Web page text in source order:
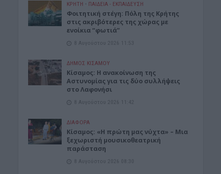
ΚΡΗΤΗ • ΠΑΙΔΕΙΑ - ΕΚΠΑΙΔΕΥΣΗ
Φοιτητική στέγη: Πόλη της Κρήτης
στις ακριβότερες της χώρας με
ενοίκια “φωτιά”
8 Αυγούστου 2026 11:53
ΔΉΜΟΣ ΚΙΣΆΜΟΥ
Κίσαμος: Η ανακοίνωση της
Αστυνομίας για τις δύο συλλήψεις
στο Λαφονήσι
8 Αυγούστου 2026 11:42
ΔΙΆΦΟΡΑ
Κίσαμος: «Η πρώτη μας νύχτα» – Μια
ξεχωριστή μουσικοθεατρική
παράσταση
8 Αυγούστου 2026 08:30